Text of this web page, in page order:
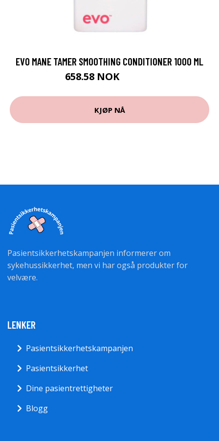
EVO MANE TAMER SMOOTHING CONDITIONER 1000 ML
658.58 NOK
KJØP NÅ
Pasientsikkerhetskampanjen informerer om
sykehussikkerhet, men vi har også produkter for
velvære.
LENKER
Pasientsikkerhetskampanjen
Pasientsikkerhet
Dine pasientrettigheter
Blogg